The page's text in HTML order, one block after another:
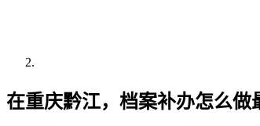
在重庆黔江，档案补办怎么做